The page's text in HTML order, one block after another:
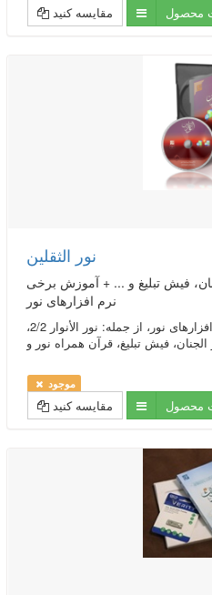
مقایسه کنید محصول
نور الثقلین
فیش تبلیغ و ... + آموزش برخی
نرم افزارهای نور
مجموعه ای شامل برخی از نرم ­افزارهای نور، از جمله: نور الأنوار 2/2،
موجود
مقایسه کنید محصول